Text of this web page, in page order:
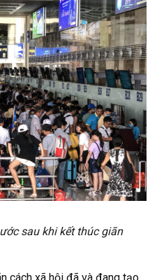
sau khi kết thúc giãn